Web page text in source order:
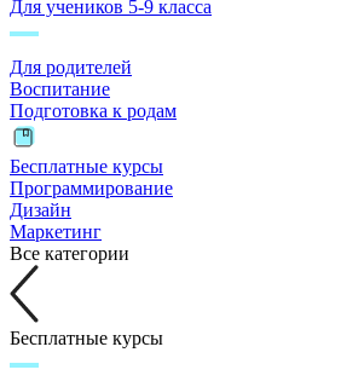
Для учеников 5-9 класса
Для родителей
Воспитание
Подготовка к родам
Бесплатные курсы
Программирование
Дизайн
Маркетинг
Все категории
Бесплатные курсы